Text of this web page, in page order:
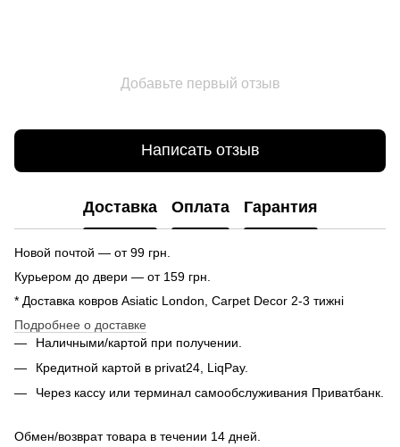
Добавьте первый отзыв
Написать отзыв
Доставка Оплата Гарантия
Новой почтой — от 99 грн.
Курьером до двери — от 159 грн.
* Доставка ковров Asiatic London, Carpet Decor 2-3 тижні
Подробнее о доставке
Наличными/картой при получении.
Кредитной картой в privat24, LiqPay.
Через кассу или терминал самообслуживания Приватбанк.
Обмен/возврат товара в течении 14 дней.